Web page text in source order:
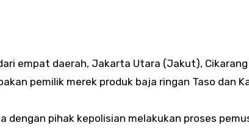
empat daerah, Jakarta Utara (Jakut),
pemilik merek produk baja ringan Taso dan
dengan pihak kepolisian melakukan proses